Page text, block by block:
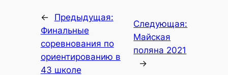
←
Предыдущая:
Финальные
соревнования по
ориентированию в
43 школе
Следующая:
Майская
поляна 2021
→